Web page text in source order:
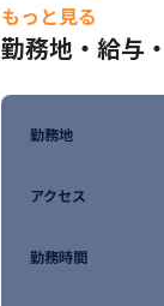
もっと見る
勤務地・給与
勤務地
アクセス
勤務時間